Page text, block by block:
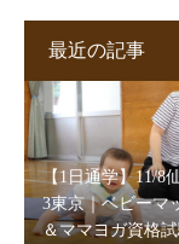
最近の記事
【1日通学】11/8
3東京｜ベビーマ
＆ママヨガ資格